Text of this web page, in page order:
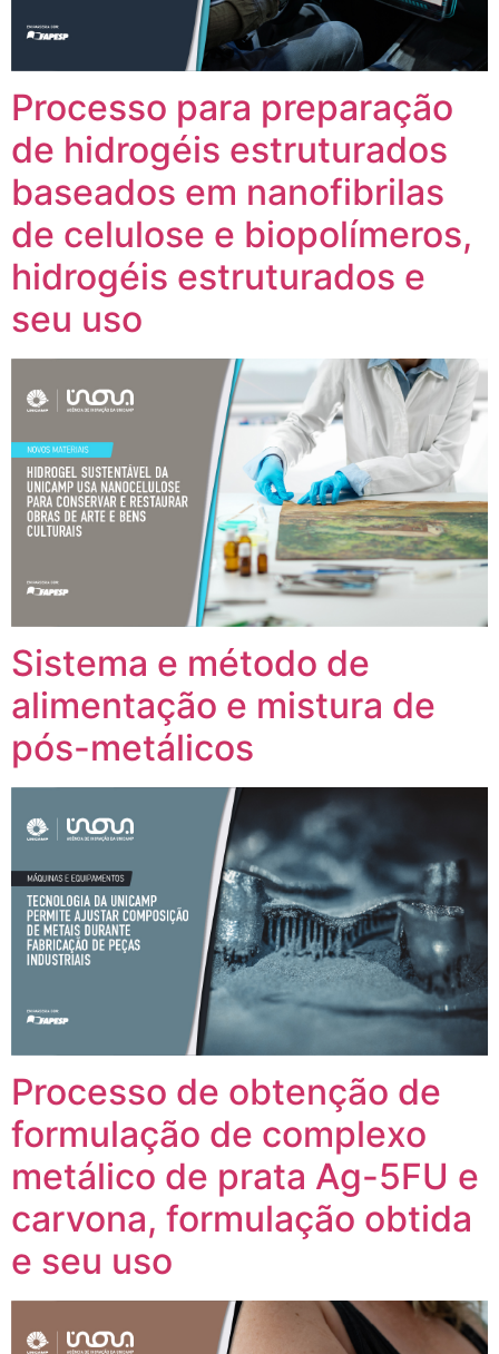
Processo para preparação
de hidrogéis estruturados
baseados em nanofibrilas
de celulose e biopolímeros,
hidrogéis estruturados e
seu uso
Sistema e método de
alimentação e mistura de
pós-metálicos
Processo de obtenção de
formulação de complexo
metálico de prata Ag-5FU e
carvona, formulação obtida
e seu uso